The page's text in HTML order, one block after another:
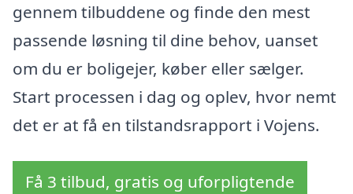
gennem tilbuddene og finde den mest
passende løsning til dine behov, uanset
om du er boligejer, køber eller sælger.
Start processen i dag og oplev, hvor nemt
det er at få en tilstandsrapport i Vojens.
Få 3 tilbud, gratis og uforpligtende